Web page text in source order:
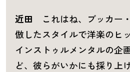
近田 これはね、ブッカー
倣したスタイルで洋楽のヒ
インストゥルメンタルの企
ど、彼らがいかにも採り上